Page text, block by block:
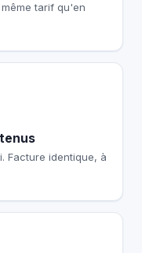
tarif qu'en
Facture identique, à